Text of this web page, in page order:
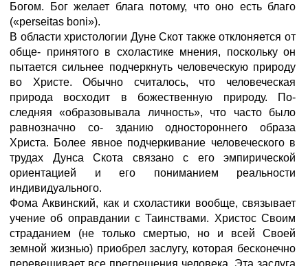
Богом. Бог желает блага потому, что оно есть благо
(«perseitas boni»).
В области христологии Дуне Скот также отклоняется от
обще- принятого в схоластике мнения, поскольку он
пытается сильнее подчеркнуть человеческую природу
во Христе. Обычно считалось, что человеческая
природа восходит в божественную природу. По-
следняя «образовывала личность», что часто было
равнозначно со- зданию одностороннего образа
Христа. Более явное подчеркивание человеческого в
трудах Дунса Скота связано с его эмпирической
ориентацией и его пониманием реальности
индивидуального.
Фома Аквинский, как и схоластики вообще, связывает
учение об оправдании с Таинствами. Христос Своим
страданием (не только смертью, но и всей Своей
земной жизнью) приобрел заслугу, которая бесконечно
перевешивает все прегрешения человека. Эта заслуга